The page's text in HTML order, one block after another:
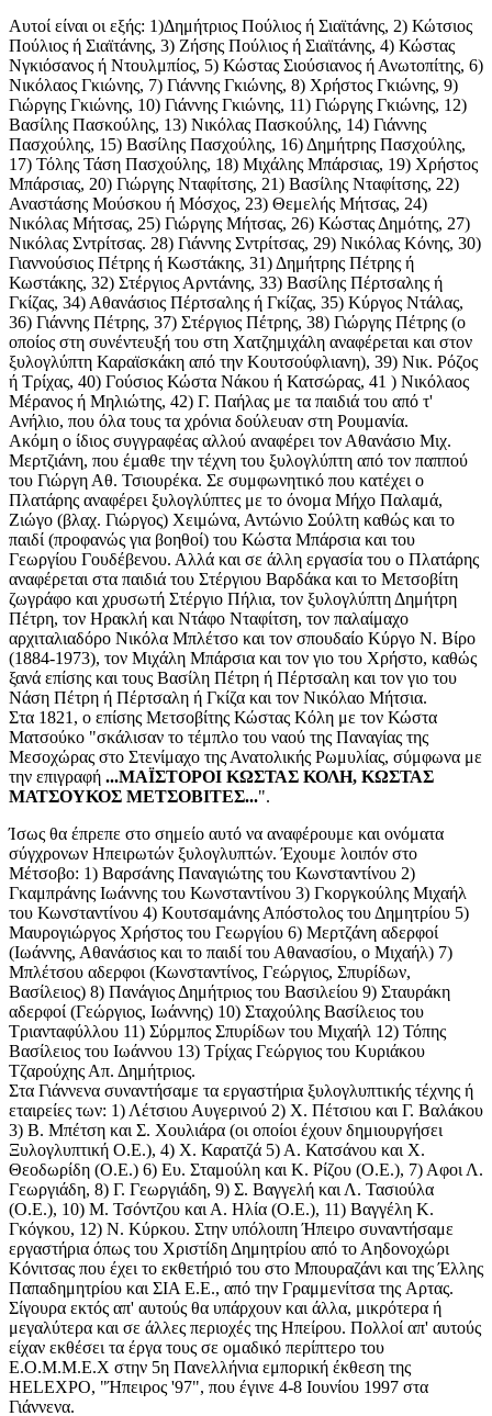
Αυτοί είναι οι εξής: 1)Δημήτριος Πούλιος ή Σιαϊτάνης, 2) Κώτσιος
Πούλιος ή Σιαϊτάνης, 3) Ζήσης Πούλιος ή Σιαϊτάνης, 4) Κώστας
Νγκιόσανος ή Ντουλμπίος, 5) Κώστας Σιούσιανος ή Ανωτοπίτης, 6)
Νικόλαος Γκιώνης, 7) Γιάννης Γκιώνης, 8) Χρήστος Γκιώνης, 9)
Γιώργης Γκιώνης, 10) Γιάννης Γκιώνης, 11) Γιώργης Γκιώνης, 12)
Βασίλης Πασκούλης, 13) Νικόλας Πασκούλης, 14) Γιάννης
Πασχούλης, 15) Βασίλης Πασχούλης, 16) Δημήτρης Πασχούλης,
17) Τόλης Τάση Πασχούλης, 18) Μιχάλης Μπάρσιας, 19) Χρήστος
Μπάρσιας, 20) Γιώργης Νταφίτσης, 21) Βασίλης Νταφίτσης, 22)
Αναστάσης Μούσκου ή Μόσχος, 23) Θεμελής Μήτσας, 24)
Νικόλας Μήτσας, 25) Γιώργης Μήτσας, 26) Κώστας Δημότης, 27)
Νικόλας Σντρίτσας. 28) Γιάννης Σντρίτσας, 29) Νικόλας Κόνης, 30)
Γιαννούσιος Πέτρης ή Κωστάκης, 31) Δημήτρης Πέτρης ή
Κωστάκης, 32) Στέργιος Αρντάνης, 33) Βασίλης Πέρτσαλης ή
Γκίζας, 34) Αθανάσιος Πέρτσαλης ή Γκίζας, 35) Κύργος Ντάλας,
36) Γιάννης Πέτρης, 37) Στέργιος Πέτρης, 38) Γιώργης Πέτρης (ο
οποίος στη συνέντευξή του στη Χατζημιχάλη αναφέρεται και στον
ξυλογλύπτη Καραϊσκάκη από την Κουτσούφλιανη), 39) Νικ. Ρόζος
ή Τρίχας, 40) Γούσιος Κώστα Νάκου ή Κατσώρας, 41 ) Νικόλαος
Μέρανος ή Μηλιώτης, 42) Γ. Παήλας με τα παιδιά του από τ'
Ανήλιο, που όλα τους τα χρόνια δούλευαν στη Ρουμανία.
Ακόμη ο ίδιος συγγραφέας αλλού αναφέρει τον Αθανάσιο Μιχ.
Μερτζιάνη, που έμαθε την τέχνη του ξυλογλύπτη από τον παππού
του Γιώργη Αθ. Τσιουρέκα. Σε συμφωνητικό που κατέχει ο
Πλατάρης αναφέρει ξυλογλύπτες με το όνομα Μήχο Παλαμά,
Ζιώγο (βλαχ. Γιώργος) Χειμώνα, Αντώνιο Σούλτη καθώς και το
παιδί (προφανώς για βοηθοί) του Κώστα Μπάρσια και του
Γεωργίου Γουδέβενου. Αλλά και σε άλλη εργασία του ο Πλατάρης
αναφέρεται στα παιδιά του Στέργιου Βαρδάκα και το Μετσοβίτη
ζωγράφο και χρυσωτή Στέργιο Πήλια, τον ξυλογλύπτη Δημήτρη
Πέτρη, τον Ηρακλή και Ντάφο Νταφίτση, τον παλαίμαχο
αρχιταλιαδόρο Νικόλα Μπλέτσο και τον σπουδαίο Κύργο Ν. Βίρο
(1884-1973), τον Μιχάλη Μπάρσια και τον γιο του Χρήστο, καθώς
ξανά επίσης και τους Βασίλη Πέτρη ή Πέρτσαλη και τον γιο του
Νάση Πέτρη ή Πέρτσαλη ή Γκίζα και τον Νικόλαο Μήτσια.
Στα 1821, ο επίσης Μετσοβίτης Κώστας Κόλη με τον Κώστα
Ματσούκο "σκάλισαν το τέμπλο του ναού της Παναγίας της
Μεσοχώρας στο Στενίμαχο της Ανατολικής Ρωμυλίας, σύμφωνα με
την επιγραφή ...ΜΑΪΣΤΟΡΟΙ ΚΩΣΤΑΣ ΚΟΛΗ, ΚΩΣΤΑΣ
ΜΑΤΣΟΥΚΟΣ ΜΕΤΣΟΒΙΤΕΣ...".
Ίσως θα έπρεπε στο σημείο αυτό να αναφέρουμε και ονόματα
σύγχρονων Ηπειρωτών ξυλογλυπτών. Έχουμε λοιπόν στο
Μέτσοβο: 1) Βαρσάνης Παναγιώτης του Κωνσταντίνου 2)
Γκαμπράνης Ιωάννης του Κωνσταντίνου 3) Γκοργκούλης Μιχαήλ
του Κωνσταντίνου 4) Κουτσαμάνης Απόστολος του Δημητρίου 5)
Μαυρογιώργος Χρήστος του Γεωργίου 6) Μερτζάνη αδερφοί
(Ιωάννης, Αθανάσιος και το παιδί του Αθανασίου, ο Μιχαήλ) 7)
Μπλέτσου αδερφοι (Κωνσταντίνος, Γεώργιος, Σπυρίδων,
Βασίλειος) 8) Πανάγιος Δημήτριος του Βασιλείου 9) Σταυράκη
αδερφοί (Γεώργιος, Ιωάννης) 10) Σταχούλης Βασίλειος του
Τριανταφύλλου 11) Σύρμπος Σπυρίδων του Μιχαήλ 12) Τόπης
Βασίλειος του Ιωάννου 13) Τρίχας Γεώργιος του Κυριάκου
Τζαρούχης Απ. Δημήτριος.
Στα Γιάννενα συναντήσαμε τα εργαστήρια ξυλογλυπτικής τέχνης ή
εταιρείες των: 1) Λέτσιου Αυγερινού 2) Χ. Πέτσιου και Γ. Βαλάκου
3) Β. Μπέτση και Σ. Χουλιάρα (οι οποίοι έχουν δημιουργήσει
Ξυλογλυπτική Ο.Ε.), 4) Χ. Καρατζά 5) Α. Κατσάνου και Χ.
Θεοδωρίδη (Ο.Ε.) 6) Ευ. Σταμούλη και Κ. Ρίζου (Ο.Ε.), 7) Αφοι Λ.
Γεωργιάδη, 8) Γ. Γεωργιάδη, 9) Σ. Βαγγελή και Λ. Τασιούλα
(Ο.Ε.), 10) Μ. Τσόντζου και Α. Ηλία (Ο.Ε.), 11) Βαγγέλη Κ.
Γκόγκου, 12) Ν. Κύρκου. Στην υπόλοιπη Ήπειρο συναντήσαμε
εργαστήρια όπως του Χριστίδη Δημητρίου από το Αηδονοχώρι
Κόνιτσας που έχει το εκθετήριό του στο Μπουραζάνι και της Έλλης
Παπαδημητρίου και ΣΙΑ Ε.Ε., από την Γραμμενίτσα της Aρτας.
Σίγουρα εκτός απ' αυτούς θα υπάρχουν και άλλα, μικρότερα ή
μεγαλύτερα και σε άλλες περιοχές της Ηπείρου. Πολλοί απ' αυτούς
είχαν εκθέσει τα έργα τους σε ομαδικό περίπτερο του
Ε.Ο.Μ.Μ.Ε.Χ στην 5η Πανελλήνια εμπορική έκθεση της
HELEXPO, "Ήπειρος '97", που έγινε 4-8 Ιουνίου 1997 στα
Γιάννενα.